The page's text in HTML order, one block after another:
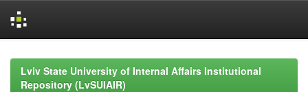
navigationLviv State University of Internal Affairs Institutional
Repository (LvSUIAIR)